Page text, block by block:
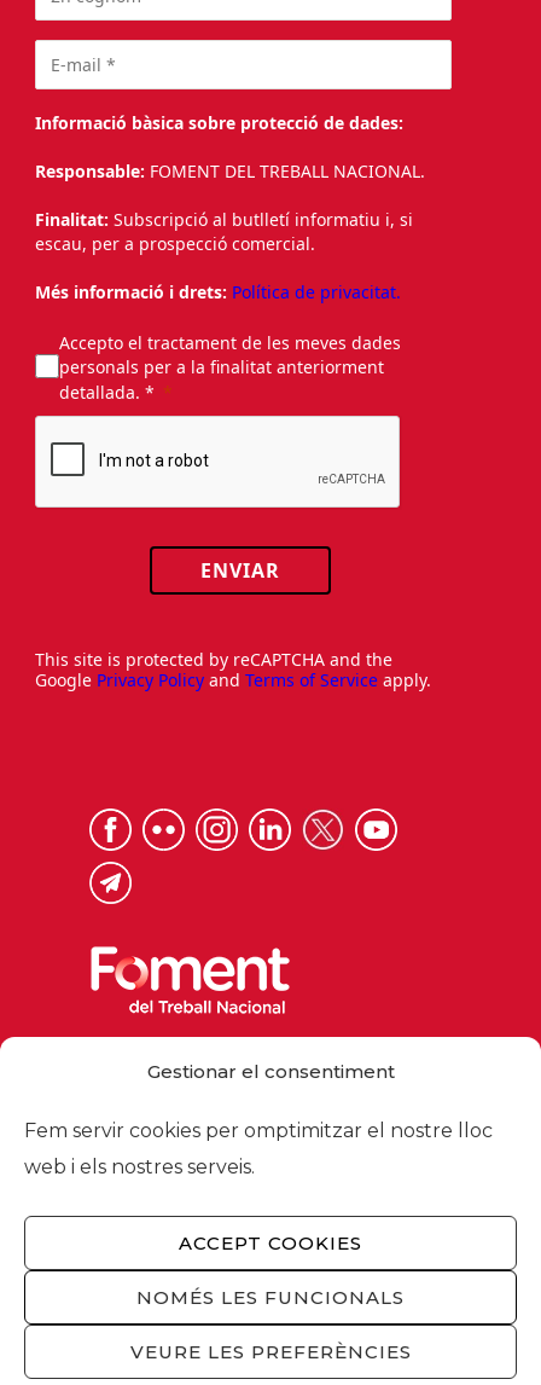
Gestionar el consentiment
Fem servir cookies per omptimitzar el nostre lloc
web i els nostres serveis.
ACCEPT COOKIES
NOMÉS LES FUNCIONALS
VEURE LES PREFERÈNCIES
Informació bàsica sobre protecció de dades:
Responsable: FOMENT DEL TREBALL NACIONAL.
Finalitat: Subscripció al butlletí informatiu i, si
escau, per a prospecció comercial.
Més informació i drets: Política de privacitat.
Accepto el tractament de les meves dades
personals per a la finalitat anteriorment
detallada. *
ENVIAR
This site is protected by reCAPTCHA and the
Google Privacy Policy and Terms of Service apply.
foment@foment.com
© 2026 - Foment del Treball Nacional
Nosaltres
privacitat/ Política cookies/Privacitat
xarxes socials